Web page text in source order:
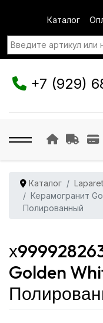
Каталог
+7 (929)
Каталог Laparet
Керамогранит
Полированный
Golden